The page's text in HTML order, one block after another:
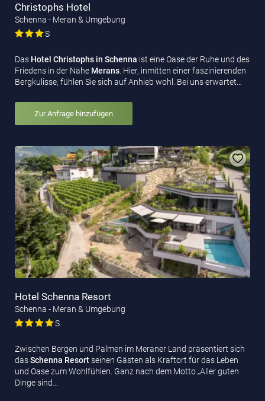
Christophs Hotel
Schenna - Meran & Umgebung
S
Das Hotel Christophs in Schenna ist eine Oase der Ruhe und des
Friedens in der Nähe Merans . Hier, inmitten einer faszinierenden
Bergkulisse, fühlen Sie sich auf Anhieb wohl. Bei uns erwartet…
Zur Anfrage hinzufügen
Hotel Schenna Resort
Schenna - Meran & Umgebung
S
Zwischen Bergen und Palmen im Meraner Land präsentiert sich
dasSchenna Resortseinen Gästen als Kraftort für das Leben
und Oase zum Wohlfühlen. Ganz nach dem Motto „Aller guten
Dinge sind…